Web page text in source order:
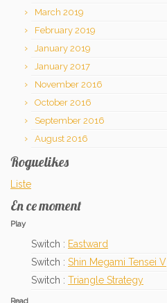
March 2019
February 2019
January 2019
January 2017
November 2016
October 2016
September 2016
August 2016
Roguelikes
Liste
En ce moment
Play
Switch : Eastward
Switch : Shin Megami Tensei V
Switch : Triangle Strategy
Read